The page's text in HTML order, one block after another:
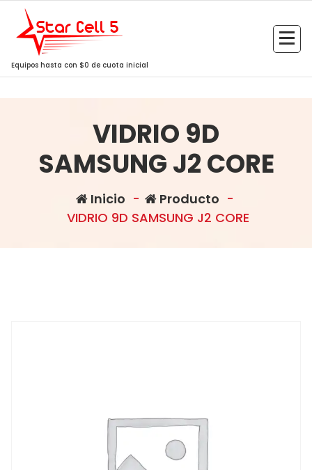
Saltar
contenido
Equipos hasta con $0 de cuota inicial
VIDRIO 9D
SAMSUNG J2 CORE
Inicio - Producto -
VIDRIO 9D SAMSUNG J2 CORE